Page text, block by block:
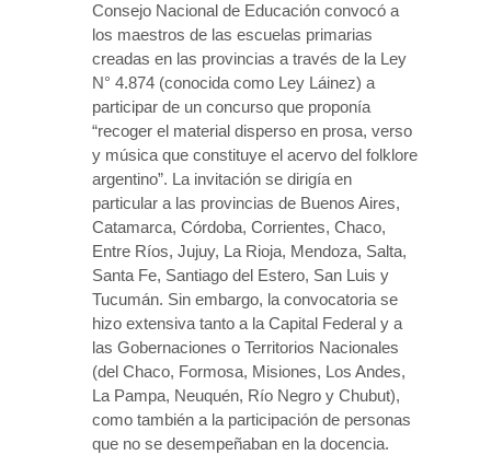
Consejo Nacional de Educación convocó a
los maestros de las escuelas primarias
creadas en las provincias a través de la Ley
N° 4.874 (conocida como Ley Láinez) a
participar de un concurso que proponía
“recoger el material disperso en prosa, verso
y música que constituye el acervo del folklore
argentino”. La invitación se dirigía en
particular a las provincias de Buenos Aires,
Catamarca, Córdoba, Corrientes, Chaco,
Entre Ríos, Jujuy, La Rioja, Mendoza, Salta,
Santa Fe, Santiago del Estero, San Luis y
Tucumán. Sin embargo, la convocatoria se
hizo extensiva tanto a la Capital Federal y a
las Gobernaciones o Territorios Nacionales
(del Chaco, Formosa, Misiones, Los Andes,
La Pampa, Neuquén, Río Negro y Chubut),
como también a la participación de personas
que no se desempeñaban en la docencia.